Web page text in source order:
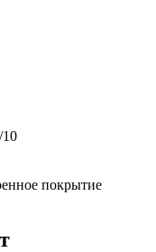
покрытие